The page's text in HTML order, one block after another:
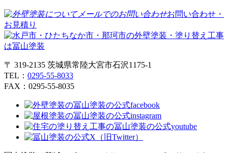
お問い合わせ・
お見積り
〒 319-2135 茨城県常陸大宮市石沢1175-1
TEL： 0295-55-8033
FAX：0295-55-8035